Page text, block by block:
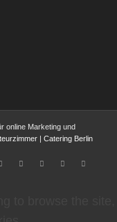
online Marketing und
| Catering Berlin